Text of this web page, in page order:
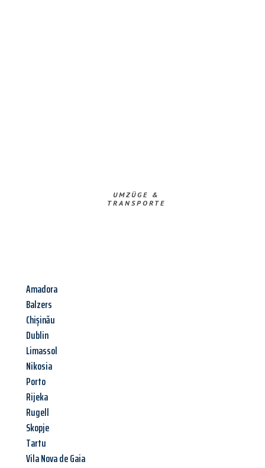
UMZÜGE &
TRANSPORTE
Amadora
Balzers
Chișinău
Dublin
Limassol
Nikosia
Porto
Rijeka
Rugell
Skopje
Tartu
Vila Nova de Gaia